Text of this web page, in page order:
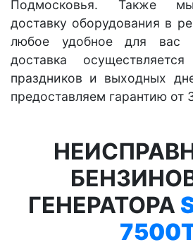
Подмосковья. Также
доставку оборудования в
любое удобное для вас
доставка
праздников и выходных
предоставляем гарантию от
ГЕНЕРАТОРА